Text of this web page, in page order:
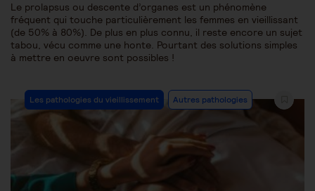
Le prolapsus ou descente d’organes est un phénomène
fréquent qui touche particulièrement les femmes en vieillissant
(de 50% à 80%). De plus en plus connu, il reste encore un sujet
tabou, vécu comme une honte. Pourtant des solutions simples
à mettre en oeuvre sont possibles !
Post
Category:
Les pathologies du vieillissement Autres pathologies